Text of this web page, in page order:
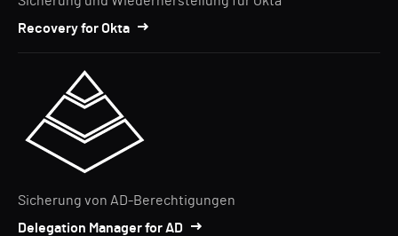
Recovery for Okta
Sicherung von AD-Berechtigungen
Delegation Manager for AD